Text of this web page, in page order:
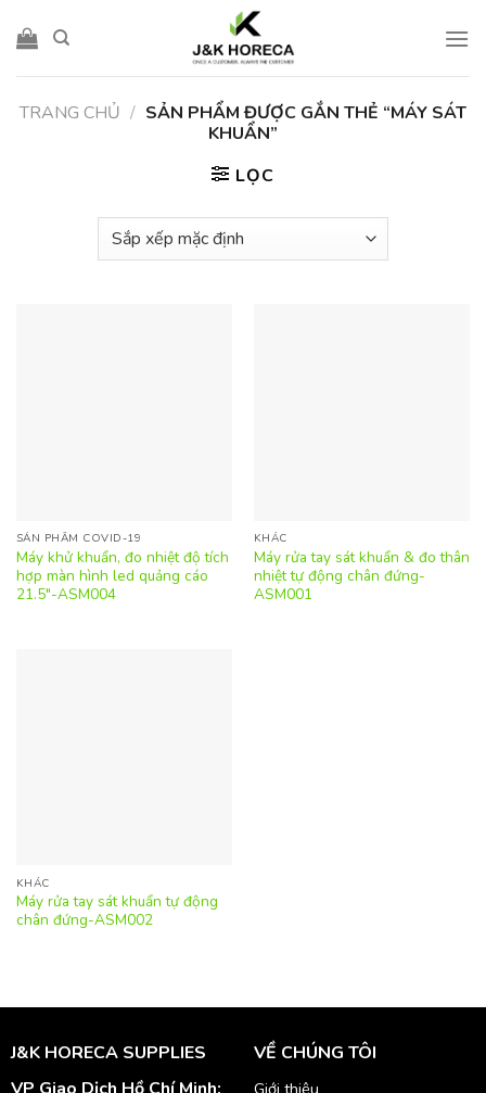
TRANG CHỦ / SẢN PHẨM ĐƯỢC GẮN THẺ “MÁY SÁT
KHUẨN”
LỌC
SẢN PHẨM COVID-19
Máy khử khuẩn, đo nhiệt độ tích
hợp màn hình led quảng cáo
21.5″-ASM004
KHÁC
Máy rửa tay sát khuẩn & đo thân
nhiệt tự động chân đứng-
ASM001
KHÁC
Máy rửa tay sát khuẩn tự động
chân đứng-ASM002
J&K HORECA SUPPLIES
VỀ CHÚNG TÔI